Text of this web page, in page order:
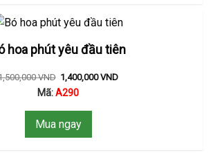
hoa phút yêu đầu tiên
VND 1,400,000VND
Mã:A290
Mua ngay